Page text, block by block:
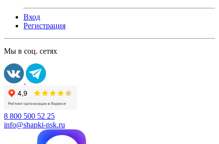
Вход
Регистрация
Мы в соц. сетях
8 800 500 52 25
info@shapki-nsk.ru